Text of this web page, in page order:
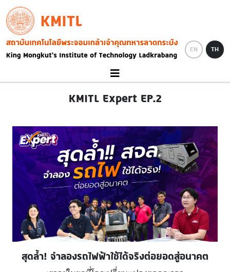
Skip to main content
KMITL
Image
EN TH
KMITL Expert EP.2
สุดล้ำ! จำลองรถไฟฟ้าใช้ได้จริงต่อยอดสู่อนาคต